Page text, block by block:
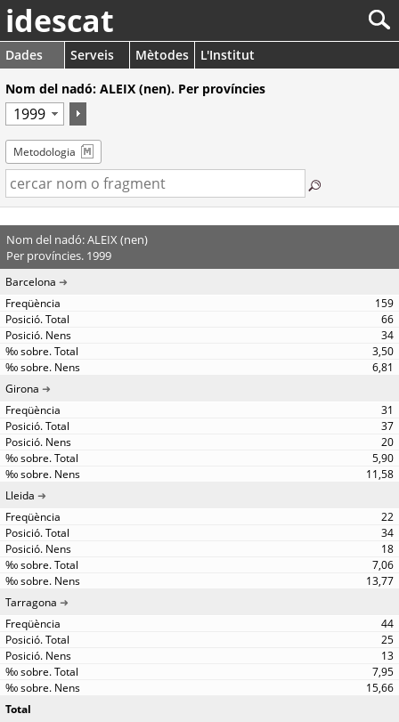
idescat
Dades Serveis Mètodes
L'Institut
Nom del nadó: ALEIX (nen). Per províncies
Metodologia
Nom del nadó: ALEIX (nen)
Per províncies. 1999
Barcelona
159
66
34
3,50
6,81
Girona
31
37
20
5,90
11,58
Lleida
22
34
18
7,06
13,77
Tarragona
44
25
13
7,95
15,66
Total